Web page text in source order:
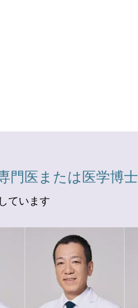
門医または医学博士
ています